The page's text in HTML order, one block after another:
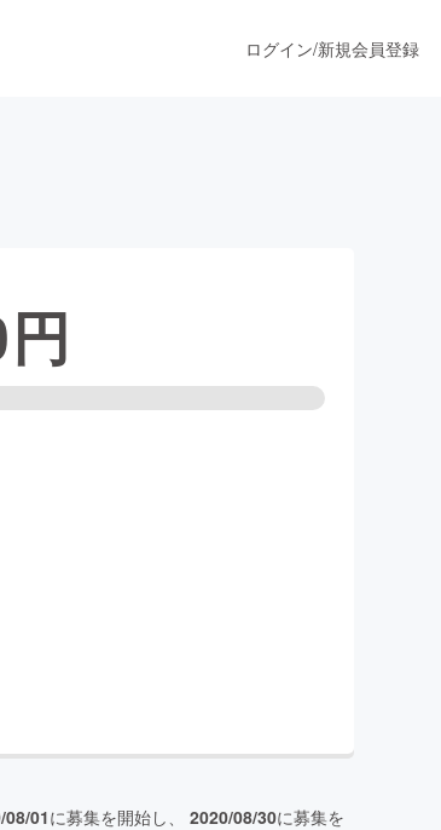
ファッション
ログイン/新規会員登録
円
08/01に募集を開始し、 2020/08/30に募集を